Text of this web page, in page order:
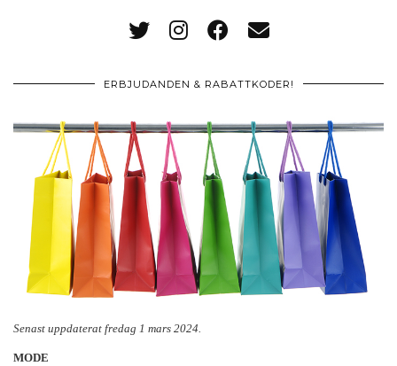
ERBJUDANDEN & RABATTKODER!
Senast uppdaterat fredag 1 mars 2024.
MODE